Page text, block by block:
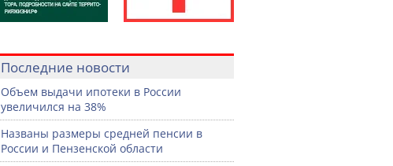
Последние новости
Объем выдачи ипотеки в России
увеличился на 38%
Названы размеры средней пенсии в
России и Пензенской области